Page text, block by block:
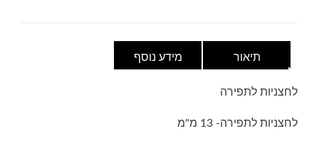
תיאור מידע נוסף
לחצניות לתפירה
לחצניות לתפירה- 13 מ"מ